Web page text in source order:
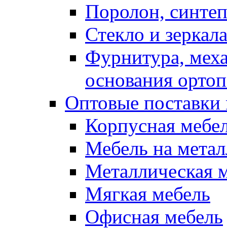
Поролон,
Стекло и зеркала
Фурнитура,
основания
Оптовые поставки
Корпусная
Мебель на
Металлическая
Мягкая мебель
Офисная мебель